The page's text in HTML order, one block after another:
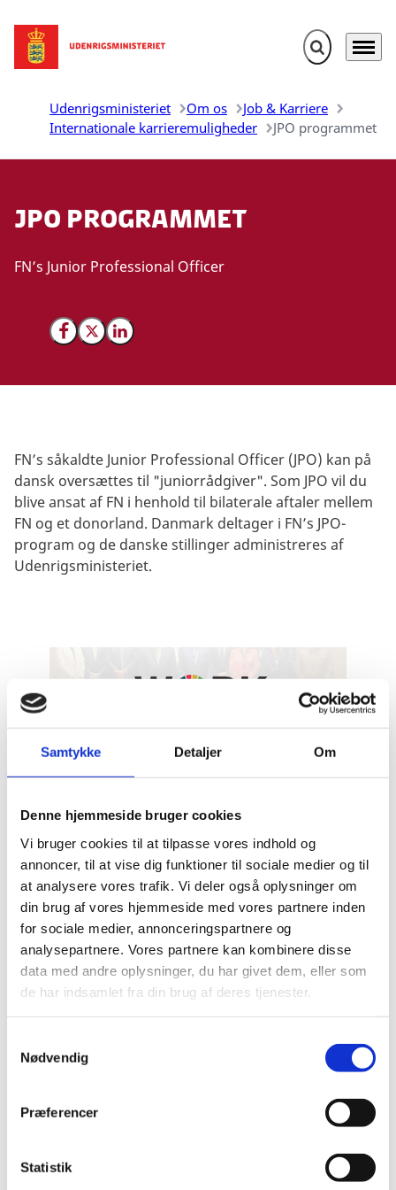
Samtykke Detaljer Om
Denne hjemmeside bruger cookies
Vi bruger cookies til at tilpasse vores indhold og
annoncer, til at vise dig funktioner til sociale medier og til
at analysere vores trafik. Vi deler også oplysninger om
din brug af vores hjemmeside med vores partnere inden
for sociale medier, annonceringspartnere og
analysepartnere. Vores partnere kan kombinere disse
data med andre oplysninger, du har givet dem, eller som
de har indsamlet fra din brug af deres tjenester.
Nødvendig
Præferencer
Statistik
Gå til forsiden Fold søgefelt
Menu
Udenrigsministeriet Om os
Job & Karriere
Internationale karrieremuligheder
JPO programmet
JPO programmet
Del på Facebook
Del på X (Twitter)
Del på LinkedIn
FN’s Junior Professional Officer
FN’s såkaldte Junior Professional Officer (JPO) kan på
dansk oversættes til "juniorrådgiver". Som JPO vil du
blive ansat af FN i henhold til bilaterale aftaler mellem
FN og et donorland. Danmark deltager i FN’s JPO-
program og de danske stillinger administreres af
Udenrigsministeriet.
JPO-programmets har som overordnet mål at støtte
den modtagende organisation i planlægning,
gennemførelse og evaluering af udviklings-
programmer inden for de sektorer og i de lande, som
har prioritet i dansk udviklingssamarbejde. Gennem
samarbejde med udviklingslandene i en international
udviklings-organisation. Dette øger muligheden for
udviklingssamarbejde, enten i internationale
NGO'er.